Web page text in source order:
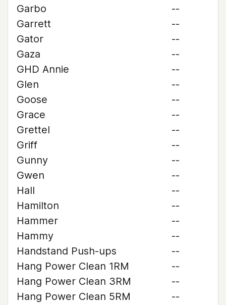
Garbo
--
Garrett
--
Gator
--
Gaza
--
GHD Annie
--
Glen
--
Goose
--
Grace
--
Grettel
--
Griff
--
Gunny
--
Gwen
--
Hall
--
Hamilton
--
Hammer
--
Hammy
--
Handstand Push-ups
--
Hang Power Clean 1RM
--
Hang Power Clean 3RM
--
Hang Power Clean 5RM
--